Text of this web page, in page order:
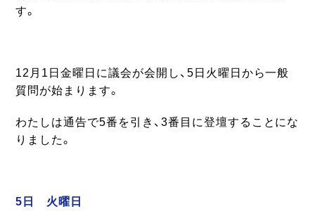
す。
12月1日金曜日に議会が会開し、5日火曜日から一般
質問が始まります。
わたしは通告で5番を引き、3番目に登壇することにな
りました。
5日 火曜日